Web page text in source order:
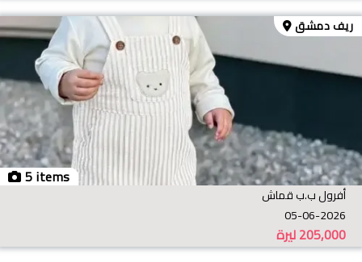
5 items
ريف دمشق
أفرول ب.ب قماش
05-06-2026
ليرة205,000